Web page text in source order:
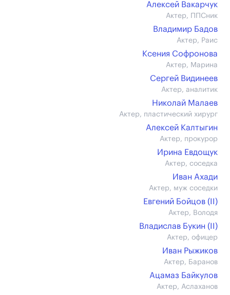
Алексей Вакарчук
Актер, ППСник
Владимир Бадов
Актер, Раис
Ксения Софронова
Актер, Марина
Сергей Видинеев
Актер, аналитик
Николай Малаев
Актер, пластический хирург
Алексей Калтыгин
Актер, прокурор
Ирина Евдощук
Актер, соседка
Иван Ахади
Актер, муж соседки
Евгений Бойцов (II)
Актер, Володя
Владислав Букин (II)
Актер, офицер
Иван Рыжиков
Актер, Баранов
Ацамаз Байкулов
Актер, Аслаханов